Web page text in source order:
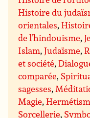
Histoire du
orientales,
de l’hindouisme,
Islam,Judaïsme,
et société,
comparée,
sagesses,
Magie,
Sorcellerie,